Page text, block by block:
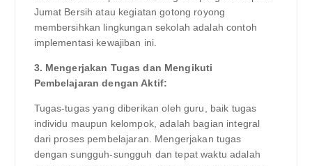
Jumat Bersih atau kegiatan gotong royong
membersihkan lingkungan sekolah adalah contoh
implementasi kewajiban ini.
3. Mengerjakan Tugas dan Mengikuti
Pembelajaran dengan Aktif:
Tugas-tugas yang diberikan oleh guru, baik tugas
individu maupun kelompok, adalah bagian integral
dari proses pembelajaran. Mengerjakan tugas
dengan sungguh-sungguh dan tepat waktu adalah